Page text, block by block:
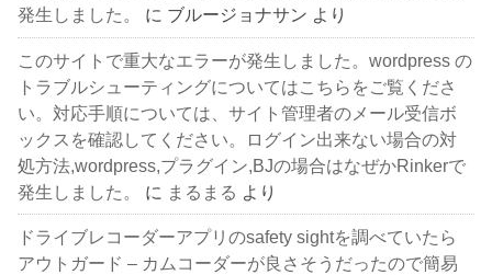
発生しました。
に ブルージョナサン より
このサイトで重大なエラーが発生しました。wordpress の
トラブルシューティングについてはこちらをご覧くださ
い。対応手順については、サイト管理者のメール受信ボ
ックスを確認してください。ログイン出来ない場合の対
処方法,wordpress,プラグイン,BJの場合はなぜかRinkerで
発生しました。
に まるまる より
ドライブレコーダーアプリのsafety sightを調べていたら
アウトガード – カムコーダーが良さそうだったので簡易